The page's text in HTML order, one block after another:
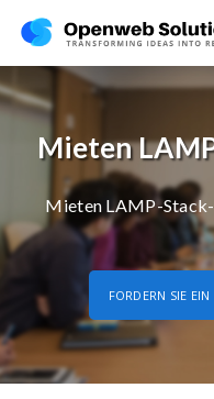
Mieten
Mieten LAMP-
FORDERN SIE